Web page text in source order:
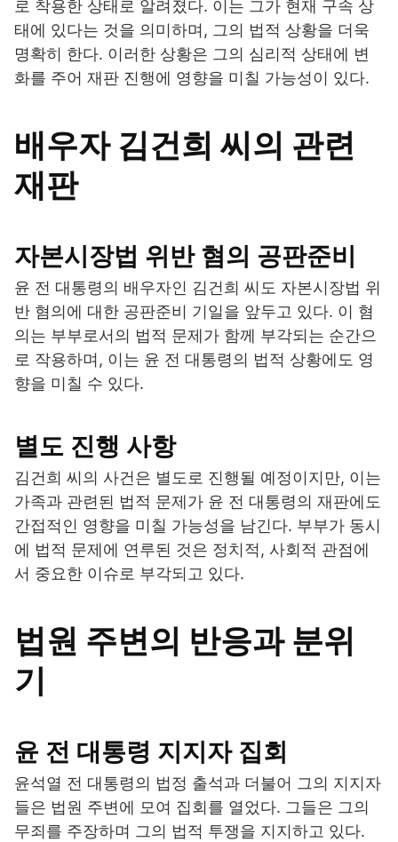
로 착용한 상태로 알려졌다. 이는 그가 현재 구속 상
태에 있다는 것을 의미하며, 그의 법적 상황을 더욱
명확히 한다. 이러한 상황은 그의 심리적 상태에 변
화를 주어 재판 진행에 영향을 미칠 가능성이 있다.
배우자 김건희 씨의 관련
재판
자본시장법 위반 혐의 공판준비
윤 전 대통령의 배우자인 김건희 씨도 자본시장법 위
반 혐의에 대한 공판준비 기일을 앞두고 있다. 이 혐
의는 부부로서의 법적 문제가 함께 부각되는 순간으
로 작용하며, 이는 윤 전 대통령의 법적 상황에도 영
향을 미칠 수 있다.
별도 진행 사항
김건희 씨의 사건은 별도로 진행될 예정이지만, 이는
가족과 관련된 법적 문제가 윤 전 대통령의 재판에도
간접적인 영향을 미칠 가능성을 남긴다. 부부가 동시
에 법적 문제에 연루된 것은 정치적, 사회적 관점에
서 중요한 이슈로 부각되고 있다.
법원 주변의 반응과 분위
기
윤 전 대통령 지지자 집회
윤석열 전 대통령의 법정 출석과 더불어 그의 지지자
들은 법원 주변에 모여 집회를 열었다. 그들은 그의
무죄를 주장하며 그의 법적 투쟁을 지지하고 있다.